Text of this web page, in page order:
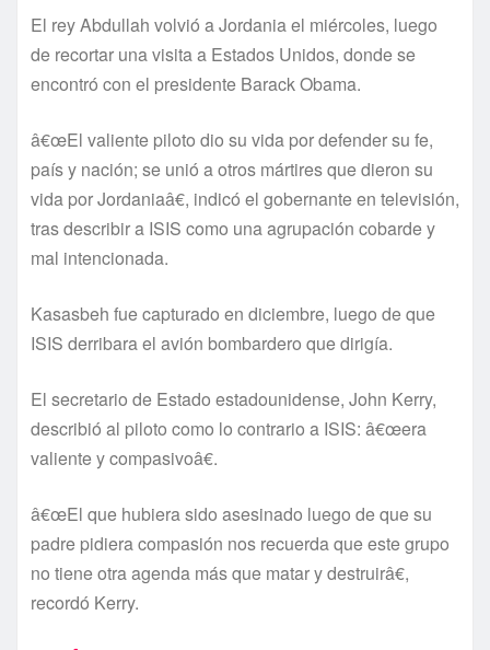
El rey Abdullah volvió a Jordania el miércoles, luego
de recortar una visita a Estados Unidos, donde se
encontró con el presidente Barack Obama.
â€œEl valiente piloto dio su vida por defender su fe,
paí­s y nación; se unió a otros mártires que dieron su
vida por Jordaniaâ€, indicó el gobernante en televisión,
tras describir a ISIS como una agrupación cobarde y
mal intencionada.
Kasasbeh fue capturado en diciembre, luego de que
ISIS derribara el avión bombardero que dirigí­a.
El secretario de Estado estadounidense, John Kerry,
describió al piloto como lo contrario a ISIS: â€œera
valiente y compasivoâ€.
â€œEl que hubiera sido asesinado luego de que su
padre pidiera compasión nos recuerda que este grupo
no tiene otra agenda más que matar y destruirâ€,
recordó Kerry.